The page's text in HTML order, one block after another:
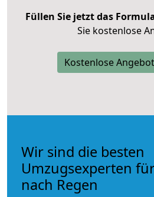
Füllen Sie jetzt das
Sie kostenlose
Kostenlose
Wir sind die besten
Umzugsexperten
nach Regen